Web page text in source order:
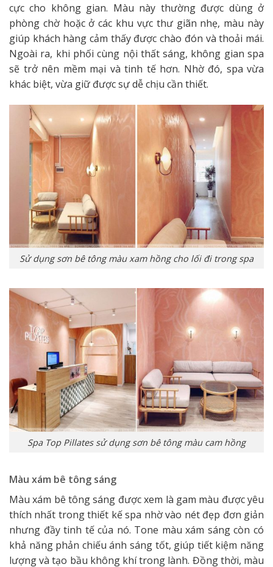
cực cho không gian. Màu này thường được dùng ở
phòng chờ hoặc ở các khu vực thư giãn nhẹ, màu này
giúp khách hàng cảm thấy được chào đón và thoải mái.
Ngoài ra, khi phối cùng nội thất sáng, không gian spa
sẽ trở nên mềm mại và tinh tế hơn. Nhờ đó, spa vừa
khác biệt, vừa giữ được sự dễ chịu cần thiết.
Sử dụng sơn bê tông màu xam hồng cho lối đi trong spa
Spa Top Pillates sử dụng sơn bê tông màu cam hồng
Màu xám bê tông sáng
Màu xám bê tông sáng được xem là gam màu được yêu
thích nhất trong thiết kế spa nhờ vào nét đẹp đơn giản
nhưng đầy tinh tế của nó. Tone màu xám sáng còn có
khả năng phản chiếu ánh sáng tốt, giúp tiết kiệm năng
lượng và tạo bầu không khí trong lành. Đồng thời, màu